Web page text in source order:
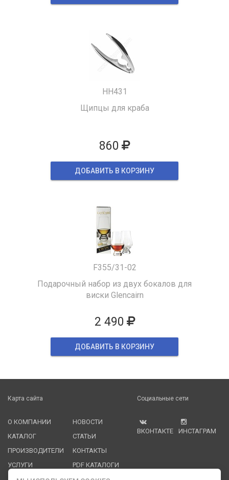
HH431
Щипцы для краба
860
ДОБАВИТЬ В КОРЗИНУ
F355/31-02
Подарочный набор из двух бокалов для
виски Glencairn
2 490
ДОБАВИТЬ В КОРЗИНУ
Карта сайта
О КОМПАНИИ
КАТАЛОГ
ПРОИЗВОДИТЕЛИ
УСЛУГИ
НОВОСТИ
СТАТЬИ
КОНТАКТЫ
PDF КАТАЛОГИ
Социальные сети
ВКОНТАКТЕ ИНСТАГРАМ